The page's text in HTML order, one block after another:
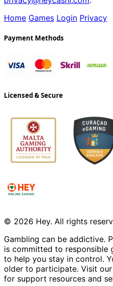
Home Games Login Privacy
Payment Methods
Licensed & Secure
© 2026 Hey. All rights
Gambling can be addictive.
is committed to responsible
to help you stay in control.
older to participate. Visit
for support resources and